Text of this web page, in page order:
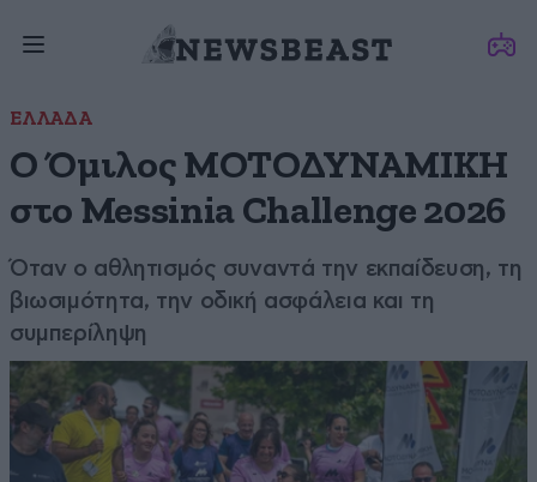
ΕΛΛΑΔΑ
Ο Όμιλος ΜΟΤΟΔΥΝΑΜΙΚΗ
στο Messinia Challenge 2026
Όταν ο αθλητισμός συναντά την εκπαίδευση, τη
βιωσιμότητα, την οδική ασφάλεια και τη
συμπερίληψη